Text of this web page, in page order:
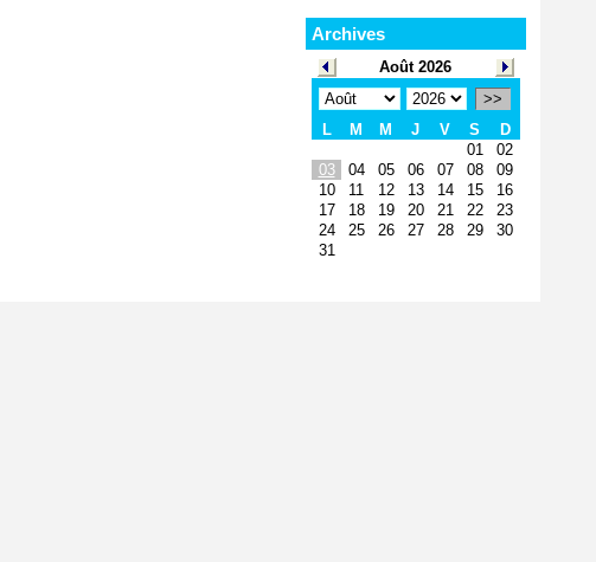
Archives
Août 2026
>>
L
M M J V S
D
01
02
03
04 05 06 07 08
09
10
11 12 13 14 15
16
17
18 19 20 21 22
23
24
25 26 27 28 29
30
31